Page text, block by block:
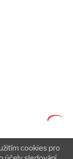
cookies pro